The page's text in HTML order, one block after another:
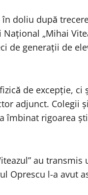
doliu după
„Mihai
de generații de
de excepție,
adjunct. Colegii
îmbinat rigoarea
au
Oprescu l-a avut